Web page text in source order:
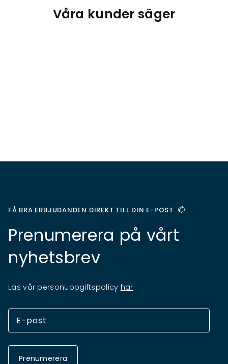
Våra kunder säger
FÅ BRA ERBJUDANDEN DIREKT TILL DIN E-POST. 📫
Prenumerera på vårt
nyhetsbrev
Läs vår personuppgiftspolicy här
Prenumerera